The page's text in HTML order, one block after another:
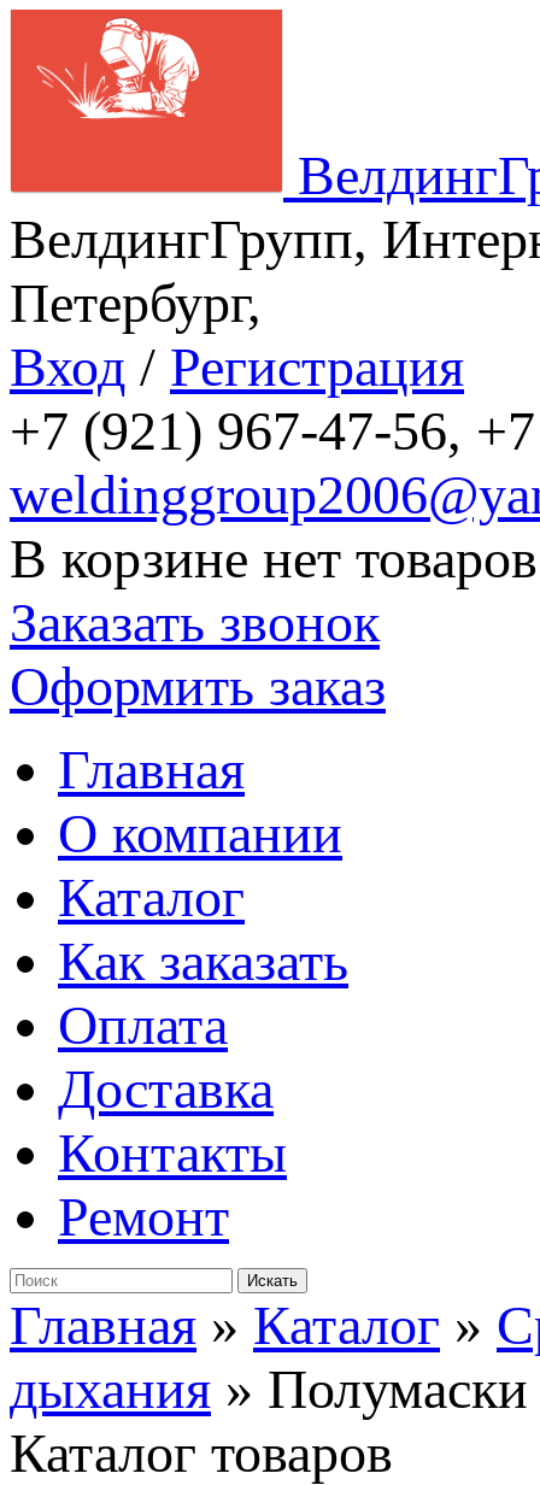
ВелдингГрупп,
Петербург,
Вход / Регистрация
+7 (921) 967-47-56,
В корзине нет товаров
Заказать звонок
Оформить заказ
Главная
О компании
Каталог
Как заказать
Оплата
Доставка
Контакты
Ремонт
Главная » Каталог »
дыхания » Полумаски
Каталог товаров